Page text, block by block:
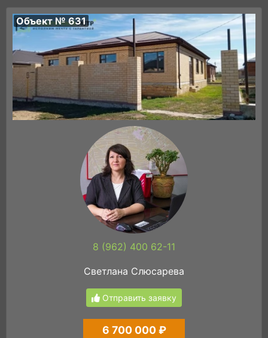
Объект № 631
8 (962) 400 62-11
Светлана Слюсарева
Отправить заявку
6 700 000 ₽